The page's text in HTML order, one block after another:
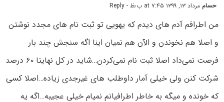
حسام مرداد ۱۳, ۱۳۹۹ at ۷:۴۵ ب٫ظ - Reply
من اطرافم آدم های دیدم که یهویی تو ثبت نام های مجدد نوشتن
و اصلا هم نخوندن و الآن هم نمیان اینا اگه سنجش چند بار
فرصت نمی‌داد اصلا ثبت نام نمی‌کردن…شاید در کل نهایتا ۶۰ درصد
شرکت کنن ولی خیلی آمار داوطلب های غیرجدی زیاده…اصلا کسی
که خونده و میگه به خاطر اطرافیانم نمیام خیلی عجیبه…اگه یه